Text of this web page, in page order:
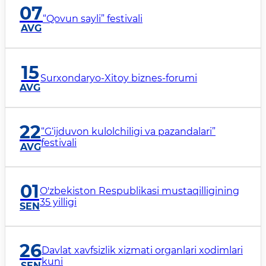
07
AVG
“Qovun sayli” festivali
15
AVG
Surxondaryo-Xitoy biznes-forumi
22
AVG
“G‘ijduvon kulolchiligi va pazandalari”
festivali
01
SEN
O'zbekiston Respublikasi mustaqilligining
35 yilligi
26Davlat xavfsizlik xizmati organlari xodimlari
kuni